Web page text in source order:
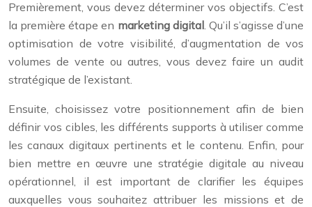
Premièrement, vous devez déterminer vos objectifs. C’est
la première étape en marketing digital. Qu’il s’agisse d’une
optimisation de votre visibilité, d’augmentation de vos
volumes de vente ou autres, vous devez faire un audit
stratégique de l’existant.
Ensuite, choisissez votre positionnement afin de bien
définir vos cibles, les différents supports à utiliser comme
les canaux digitaux pertinents et le contenu. Enfin, pour
bien mettre en œuvre une stratégie digitale au niveau
opérationnel, il est important de clarifier les équipes
auxquelles vous souhaitez attribuer les missions et de